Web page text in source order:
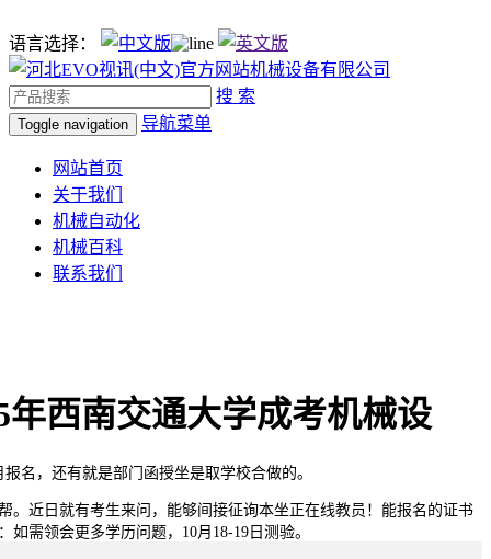
语言选择：
搜 索
Toggle navigation 导航菜单
网站首页
关于我们
机械自动化
机械百科
联系我们
西南交通大学成考机械设
，还有就是部门函授坐是取学校合做的。
近日就有考生来问，能够间接征询本坐正在线教员！能报名的证书
需领会更多学历问题，10月18-19日测验。